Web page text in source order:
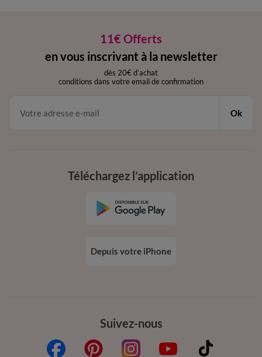
11€ Offerts
en vous inscrivant à la newsletter
dès 20€ d’achat
conditions dans votre email de confirmation
Ok
Suivez-nous
Téléchargez l’application
Depuis votre iPhone